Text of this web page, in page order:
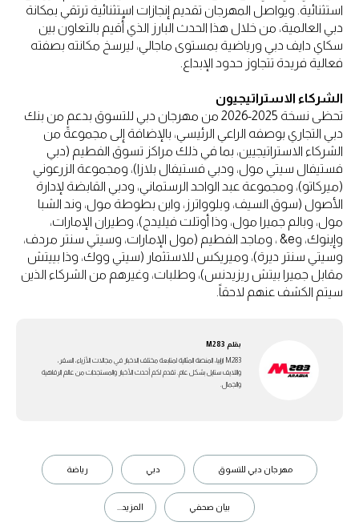
استثنائية. ويواصل المهرجان تقديم إنجازات استثنائية ترتقي بمكانة
دبي العالمية، من خلال هذا الحدث البارز الذي أُقيم بالتعاون بين
سكاي دايف دبي ورياضية بمستوى ماجالي، ليرسخ مكانته بصفته
فعالية فريدة تتجاوز حدود الإبداع.
الشركاء الاستراتيجيون
تحظى نسخة 2025-2026 من مهرجان دبي للتسوق بدعمٍ من بنك
دبي التجاري بوصفه الراعي الرئيسي، بالإضافة إلى مجموعة من
الشركاء الاستراتيجيين، بما في ذلك مراكز تسوق الفطيم (دبي
فستيفال سيتي مول، ودبي فستيفال بلازا)، ومجموعة الزرعوني
(ميركاتو)، ومجموعة عبد الواحد الرستماني، ودبي القابضة لإدارة
الأصول (سوق السيف، وبلوواترز، وابن بطوطة مول، وند الشبا
مول، وبالم جميرا مول، وذا أوتلت فيليدج)، وطيران الإمارات،
وإينوك، وe& ، وماجد الفطيم (مول الإمارات، وسيتي سنتر مردف،
وسيتي سنتر ديرة)، وميريكس للاستثمار (سيتي ووك، وذا بييتش
مقابل جميرا بيتش ريزيدنس)، وطلبات، وغيرهم من الشركاء الذين
سيتم الكشف عنهم لاحقاً.
بقلم M283
M283 ارابيا، المنصة المثالية لمتابعة مختلف الاخبار في مجالات الأزياء، السفر،
واللايف ستايل بشكل عام. تقدم لكم أحدث الأخبار والمستجدات من عالم الرفاهية
والجمال.
مهرجان دبي للتسوق دبي رياضة
بيان صحفي المزيد...